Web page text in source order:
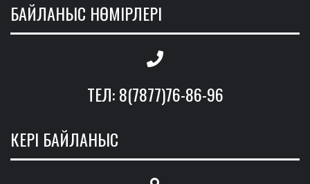
БАЙЛАНЫС НӨМІРЛЕРІ
ТЕЛ: 8(7877)76-86-96
КЕРІ БАЙЛАНЫС